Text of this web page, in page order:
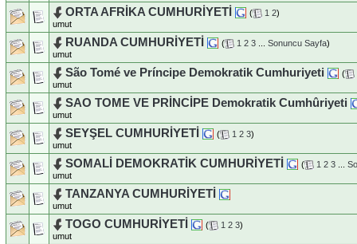
ORTA AFRİKA CUMHURİYETİ ( 1 2)
umut
RUANDA CUMHURİYETİ ( 1 2 3 Sonuncu Sayfa)
umut
São Tomé ve Príncipe Demokratik Cumhuriyeti
(
umut
SAO TOME VE PRİNCİPE Demokratik Cumhûriyeti
umut
SEYŞEL CUMHURİYETİ ( 1 2 3)
umut
SOMALİ DEMOKRATİK CUMHURİYETİ ( 1 2 3
umut
TANZANYA CUMHURİYETİ
umut
TOGO CUMHURİYETİ ( 1 2 3)
umut